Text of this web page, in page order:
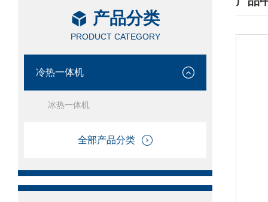
产品分类
PRODUCT CATEGORY
冷热一体机
冰热一体机
全部产品分类
/